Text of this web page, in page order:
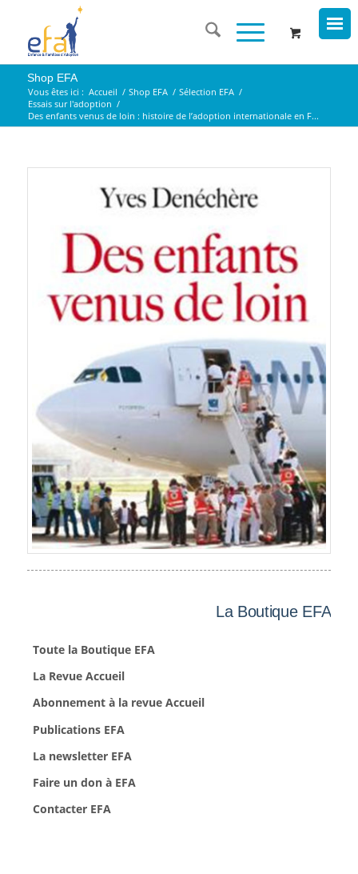
Shop EFA
Vous êtes ici : Accueil / Shop EFA / Sélection EFA /
Essais sur l'adoption /
Des enfants venus de loin : histoire de l’adoption internationale en F...
La Boutique EFA
Toute la Boutique EFA
La Revue Accueil
Abonnement à la revue Accueil
Publications EFA
La newsletter EFA
Faire un don à EFA
Contacter EFA